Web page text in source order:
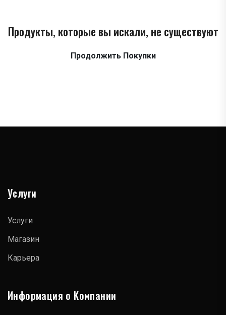
Продукты, которые вы искали, не существуют
Продолжить Покупки
Услуги
Услуги
Магазин
Карьера
Информация о Kомпании